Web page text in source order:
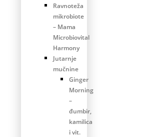
Ravnoteža
mikrobiote
– Mama
Microbiovital
Harmony
Jutarnje
mučnine
Ginger
Morning
–
đumbir,
kamilica
i vit.